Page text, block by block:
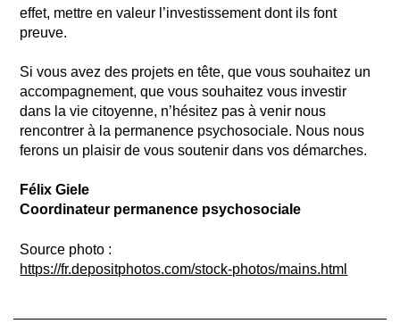
effet, mettre en valeur l’investissement dont ils font
preuve.
Si vous avez des projets en tête, que vous souhaitez un
accompagnement, que vous souhaitez vous investir
dans la vie citoyenne, n’hésitez pas à venir nous
rencontrer à la permanence psychosociale. Nous nous
ferons un plaisir de vous soutenir dans vos démarches.
Félix Giele
Coordinateur permanence psychosociale
Source photo :
https://fr.depositphotos.com/stock-photos/mains.html